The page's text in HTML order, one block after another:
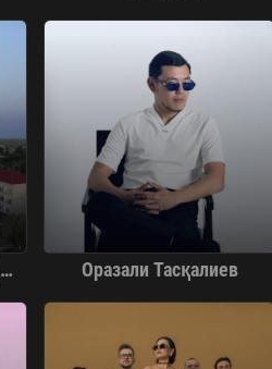
Нұрлыбек Жулекенов (askeri anshi) Оразали Тасқалиев